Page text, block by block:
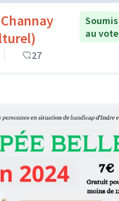
Soumis
au vote
27